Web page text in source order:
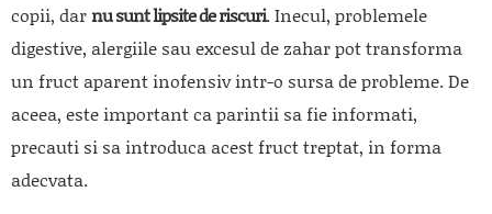
copii, darnu sunt lipsite de riscuri. Inecul, problemele
digestive, alergiile sau excesul de zahar pot transforma
un fruct aparent inofensiv intr-o sursa de probleme. De
aceea, este important ca parintii sa fie informati,
precauti si sa introduca acest fruct treptat, in forma
adecvata.